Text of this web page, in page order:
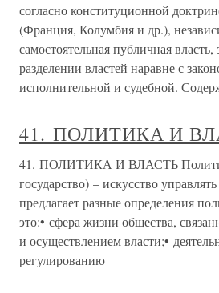
согласно конституционной
(Франция, Колумбия и др.),
самостоятельная публичная
разделении властей наравне с
исполнительной и судебной.
41. ПОЛИТИКА И
41. ПОЛИТИКА И ВЛАСТЬ
государство) – искусство
предлагает разные определения
это:• сфера жизни общества,
и осуществлением власти;•
регулированию